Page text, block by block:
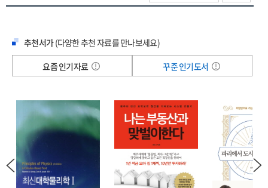
추천서가(다양한 추천 자료를 만나보세요)
요즘 인기자료
꾸준 인기도서